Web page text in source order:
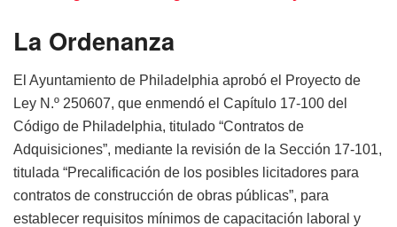
La Ordenanza
El Ayuntamiento de Philadelphia aprobó el Proyecto de
Ley N.º 250607, que enmendó el Capítulo 17-100 del
Código de Philadelphia, titulado “Contratos de
Adquisiciones”, mediante la revisión de la Sección 17-101,
titulada “Precalificación de los posibles licitadores para
contratos de construcción de obras públicas”, para
establecer requisitos mínimos de capacitación laboral y